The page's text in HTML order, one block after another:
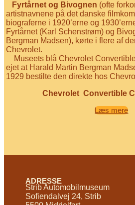
Fyrtårnet og Bivognen (ofte
artistnavnene på det danske
biograferne i 1920’erne og
Fyrtårnet (Karl Schenstrøm) og
Bergman Madsen), kørte i flere af
Chevrolet.
Museets blå Chevrolet
ejet at Harald Martin Bergman
1929 bestilte den direkte hos
Chevrolet Convertible
Læs mere
ADRESSE
Strib Automobilmuseum
Sofiendalvej 24, Strib